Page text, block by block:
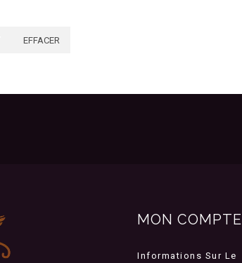
EFFACER
MON COMPTE
Informations Sur Le